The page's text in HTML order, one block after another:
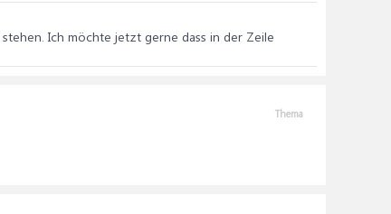
Ich möchte jetzt gerne dass in der Zeile
Thema